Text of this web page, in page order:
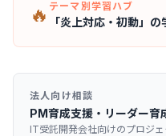
🔥 テーマ別学習ハブ
「炎上対応・初動」
法人向け相談
PM育成支援・リーダー
IT受託開発会社向けのプロジ